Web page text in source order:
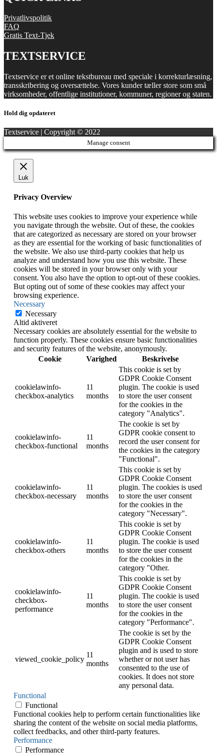
Privatlivspolitik
FAQ
Gratis Text-Tjek
TEXTSERVICE
Textservice er et online tekstbureau med speciale i korrekturlæsning,
transskribering og oversættelse. Vores kunder tæller store som små
virksomheder, offentlige institutioner, kommuner, regioner og staten.
Hold dig opdateret
Textservice | Copyright © 2022
Manage consent
Luk
Privacy Overview
This website uses cookies to improve your experience while
you navigate through the website. Out of these, the cookies
that are categorized as necessary are stored on your browser
as they are essential for the working of basic functionalities of
the website. We also use third-party cookies that help us
analyze and understand how you use this website. These
cookies will be stored in your browser only with your
consent. You also have the option to opt-out of these cookies.
But opting out of some of these cookies may affect your
browsing experience.
Necessary
Necessary
Altid aktiveret
Necessary cookies are absolutely essential for the website to
function properly. These cookies ensure basic functionalities
and security features of the website, anonymously.
Cookie
Varighed Beskrivelse
cookielawinfo-
checkbox-analytics
11
months
This cookie is set by
GDPR Cookie Consent
plugin. The cookie is used
to store the user consent
for the cookies in the
category "Analytics".
cookielawinfo-
checkbox-functional
11
months
The cookie is set by
GDPR cookie consent to
record the user consent for
the cookies in the category
"Functional".
cookielawinfo-
checkbox-necessary
11
months
This cookie is set by
GDPR Cookie Consent
plugin. The cookies is used
to store the user consent
for the cookies in the
category "Necessary".
cookielawinfo-
checkbox-others
11
months
This cookie is set by
GDPR Cookie Consent
plugin. The cookie is used
to store the user consent
for the cookies in the
category "Other.
cookielawinfo-
checkbox-
performance
11
months
This cookie is set by
GDPR Cookie Consent
plugin. The cookie is used
to store the user consent
for the cookies in the
category "Performance".
viewed_cookie_policy
11
months
The cookie is set by the
GDPR Cookie Consent
plugin and is used to store
whether or not user has
consented to the use of
cookies. It does not store
any personal data.
Functional
Functional
Functional cookies help to perform certain functionalities like
sharing the content of the website on social media platforms,
collect feedbacks, and other third-party features.
Performance
Performance